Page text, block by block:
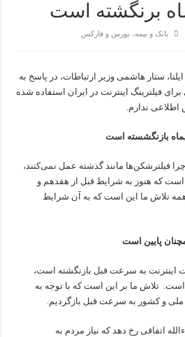
بانک و بیمه، بورس و فارکس
ستار هاشمی وزیر ارتباطات، در پاسخ به
برای فیلترینگ اینترنت در ایران استفاده شده
ندارم.
فیلترشکن‌ها مانند گذشته عمل نمی‌کنند،
که هنوز به شرایط قبل از هفدهم و
تلاش ما این است که به آن شرایط
پایین است
اینترنت به سرعت قبل بازنگشته است،
است. تلاش ما بر این است که با توجه به
و کشور به سرعت قبل بازگردیم.
اتفاقی رخ دهد که نیاز مردم به